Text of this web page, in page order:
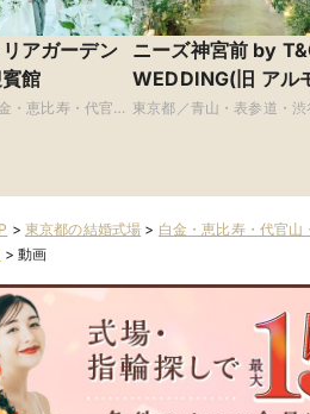
アガーデン
館
・恵比寿・代官
ニーズ神宮前 by
WEDDING(旧 アル
ニーソルーナ表参
東京都／青山・表参道・渋
> 東京都の結婚式場 > 白金・恵比寿・代官山
>動画